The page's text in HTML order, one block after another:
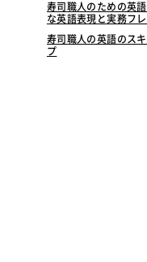
寿司職人のための英
な英語表現と実務フ
寿司職人の英語のス
プ